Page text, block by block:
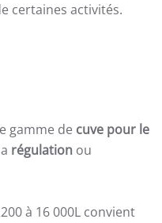
certaines activités.
gamme de cuve pour le
régulation ou
à 16 000L convient